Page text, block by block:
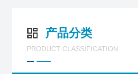
产品分类
PRODUCT CLASSIFICATION